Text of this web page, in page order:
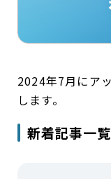
2024年7月にア
します。
新着記事一覧